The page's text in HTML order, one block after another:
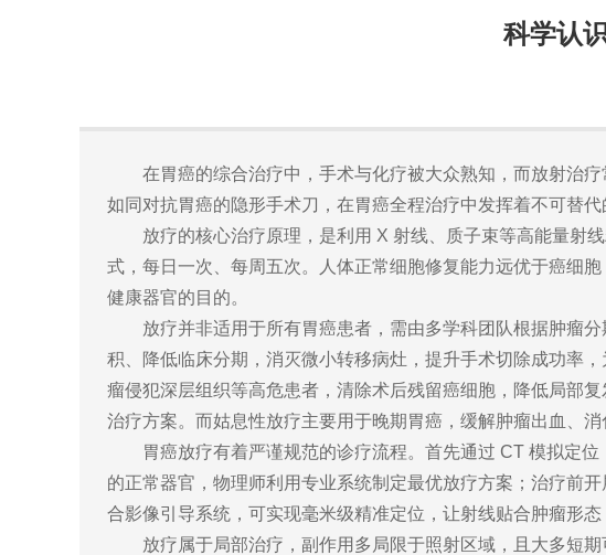
科学认
在胃癌的综合治疗中，手术与化疗被大众熟知，而放射治
如同对抗胃癌的隐形手术刀，在胃癌全程治疗中发挥着不可替代
放疗的核心治疗原理，是利用 X 射线、质子束等高能量射
式，每日一次、每周五次。人体正常细胞修复能力远优于癌细
健康器官的目的。
放疗并非适用于所有胃癌患者，需由多学科团队根据肿瘤
积、降低临床分期，消灭微小转移病灶，提升手术切除成功率
瘤侵犯深层组织等高危患者，清除术后残留癌细胞，降低局部
治疗方案。而姑息性放疗主要用于晚期胃癌，缓解肿瘤出血、
胃癌放疗有着严谨规范的诊疗流程。首先通过 CT 模拟定
的正常器官，物理师利用专业系统制定最优放疗方案；治疗前
合影像引导系统，可实现毫米级精准定位，让射线贴合肿瘤形态
放疗属于局部治疗，副作用多局限于照射区域，且大多短